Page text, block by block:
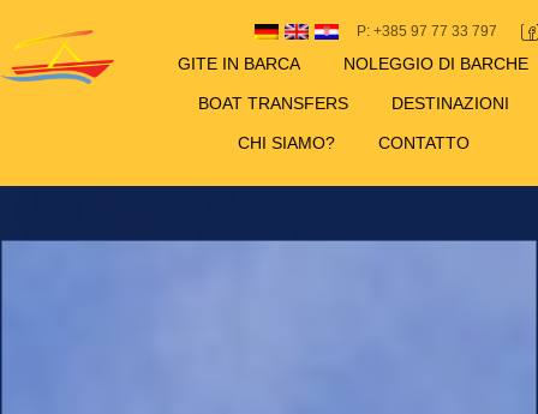
P: +385 97 77 33 797
GITE IN BARCA NOLEGGIO DI BARCHE
BOAT TRANSFERS DESTINAZIONI
CHI SIAMO? CONTATTO